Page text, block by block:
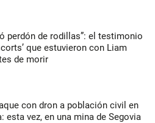
perdón de rodillas”: el testimonio
que estuvieron con Liam
de morir
con dron a población civil en
esta vez, en una mina de Segovia